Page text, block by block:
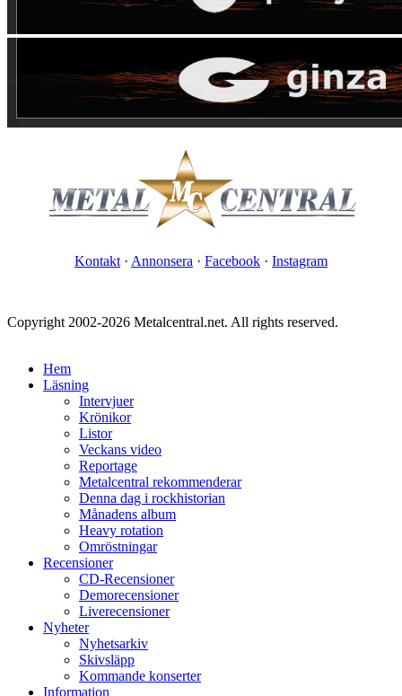
Kontakt · Annonsera · Facebook · Instagram
Copyright 2002-2026 Metalcentral.net. All rights reserved.
Hem
Läsning
Intervjuer
Krönikor
Listor
Veckans video
Reportage
Metalcentral rekommenderar
Denna dag i rockhistorian
Månadens album
Heavy rotation
Omröstningar
Recensioner
CD-Recensioner
Demorecensioner
Liverecensioner
Nyheter
Nyhetsarkiv
Skivsläpp
Kommande konserter
Information